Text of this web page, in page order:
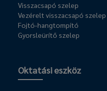
Visszacsapó szelep
Vezérelt visszacsapó szelep
Fojtó-hangtompító
Gyorsleürítő szelep
Oktatási eszköz